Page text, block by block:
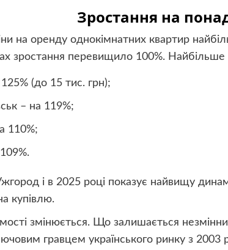
Зростання на
на оренду однокімнатних квартир
зростання перевищило 100%. Найбільше
(до 15 тис. грн);
– на 119%;
110%;
і в 2025 році показує найвищу
купівлю.
змінюється. Що залишається
гравцем українського ринку з 2003